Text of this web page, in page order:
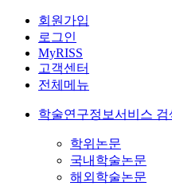
회원가입
로그인
MyRISS
고객센터
전체메뉴
학술연구정보서비스 검
학위논문
국내학술논문
해외학술논문